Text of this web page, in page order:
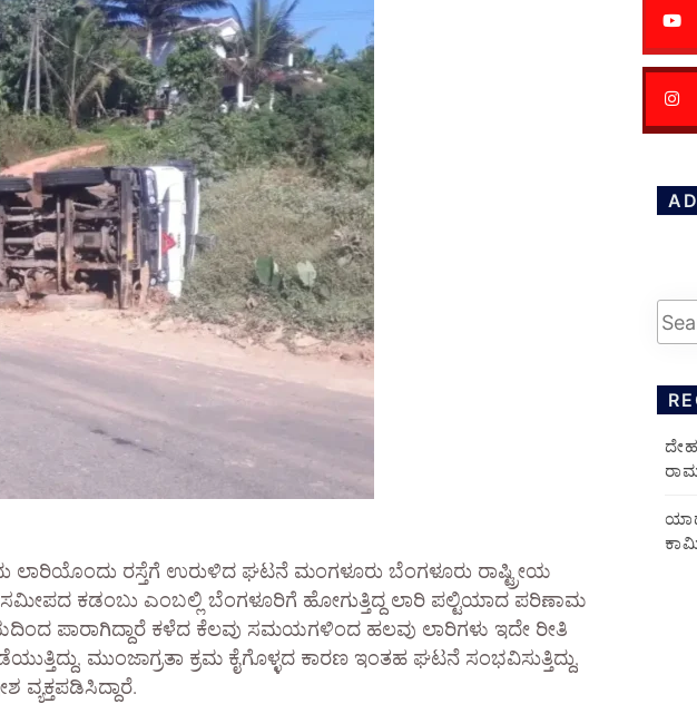
ರಸ್ತೆಗೆ ಉರುಳಿದ ಘಟನೆ ಮಂಗಳೂರು ಬೆಂಗಳೂರು ರಾಷ್ಟ್ರೀಯ
ಕಡಂಬು ಎಂಬಲ್ಲಿ ಬೆಂಗಳೂರಿಗೆ ಹೋಗುತ್ತಿದ್ದ ಲಾರಿ ಪಲ್ಟಿಯಾದ ಪರಿಣಾಮ
ಪಾರಾಗಿದ್ದಾರೆ ಕಳೆದ ಕೆಲವು ಸಮಯಗಳಿಂದ ಹಲವು ಲಾರಿಗಳು ಇದೇ ರೀತಿ
ಮುಂಜಾಗ್ರತಾ ಕ್ರಮ ಕೈಗೊಳ್ಳದ ಕಾರಣ ಇಂತಹ ಘಟನೆ ಸಂಭವಿಸುತ್ತಿದ್ದು,
ವ್ಯಕ್ತಪಡಿಸಿದ್ದಾರೆ.